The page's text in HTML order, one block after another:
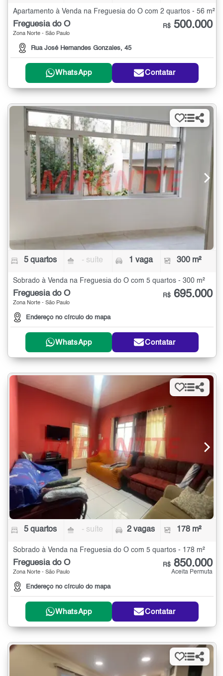
Apartamento à Venda na Freguesia do Ó com 2 quartos - 56 m²
Freguesia do Ó
Zona Norte - São Paulo
Rua José Hernandes Gonzales, 45
R$ 500.000
WhatsApp Contatar
5 quartos - suíte 1 vaga 300 m²
Sobrado à Venda na Freguesia do Ó com 5 quartos - 300 m²
Freguesia do Ó
Zona Norte - São Paulo
Endereço no círculo do mapa
R$ 695.000
WhatsApp Contatar
5 quartos - suíte 2 vagas 178 m²
Sobrado à Venda na Freguesia do Ó com 5 quartos - 178 m²
Freguesia do Ó
Zona Norte - São Paulo
Endereço no círculo do mapa
R$ 850.000
Aceita Permuta
WhatsApp Contatar